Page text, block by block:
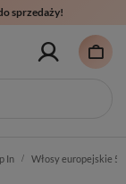
sprzedaży!
In Włosy europejskie